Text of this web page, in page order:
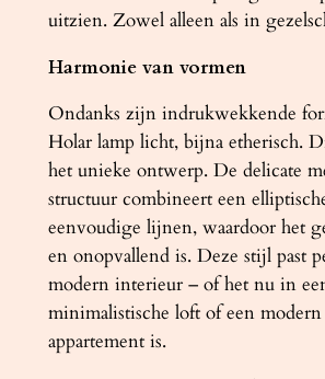
uitzien. Zowel alleen als in
Harmonie van vormen
Ondanks zijn indrukwekkende
Holar lamp licht, bijna etherisch.
het unieke ontwerp. De delicate
structuur combineert een
eenvoudige lijnen, waardoor het
en onopvallend is. Deze stijl past
modern interieur – of het nu in
minimalistische loft of een
appartement is.